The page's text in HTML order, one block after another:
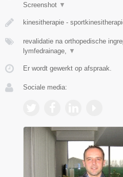
Screenshot ▼
kinesitherapie -
revalidatie na orthopedische
lymfedrainage,
▼
Er wordt gewerkt op afspraak.
Sociale media: